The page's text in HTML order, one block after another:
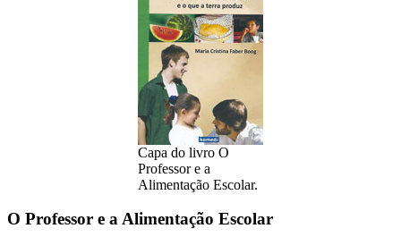
Capa do livro O
Professor e a
Alimentação Escolar.
O Professor e a Alimentação Escolar